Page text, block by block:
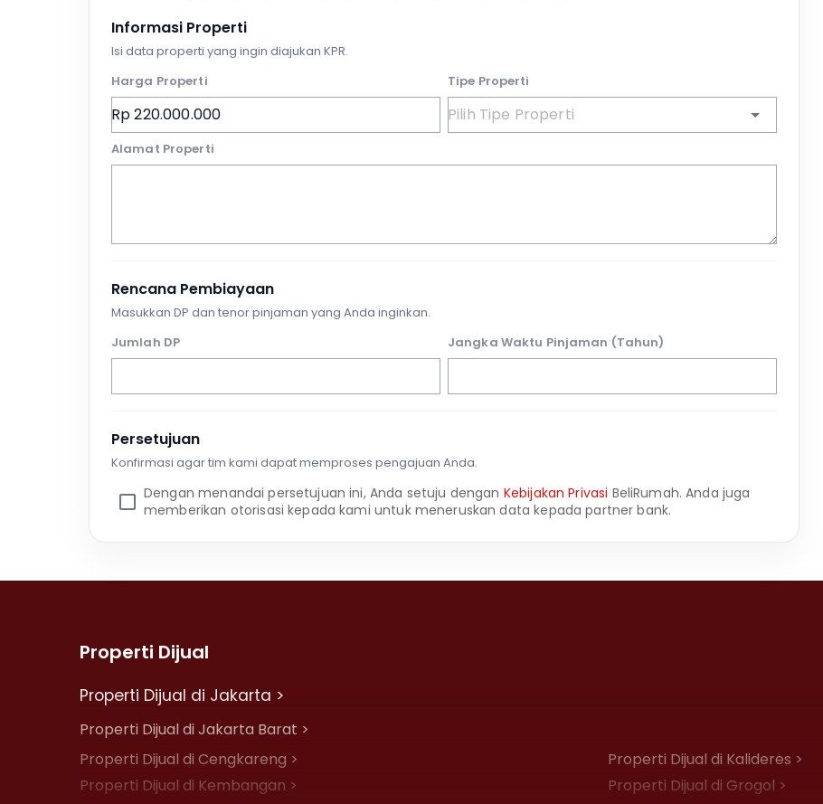
Informasi Properti
Isi data properti yang ingin diajukan KPR.
Harga Properti
Tipe Properti
Alamat Properti
Rencana Pembiayaan
Masukkan DP dan tenor pinjaman yang Anda inginkan.
Jumlah DP
Jangka Waktu Pinjaman (Tahun)
Persetujuan
Konfirmasi agar tim kami dapat memproses pengajuan Anda.
Dengan menandai persetujuan ini, Anda setuju dengan Kebijakan Privasi BeliRumah. Anda juga
memberikan otorisasi kepada kami untuk meneruskan data kepada partner bank.
Properti Dijual
Properti Dijual di Jakarta >
Properti Dijual di Jakarta Barat >
Properti Dijual di Cengkareng >
Properti Dijual di Kalideres >
Properti Dijual di Kembangan >
Properti Dijual di Grogol >